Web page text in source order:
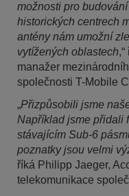
možnosti pro
historických centrech
antény nám umožní
vytížených oblastech
manažer
společnosti T-Mobile
„Přizpůsobili jsme
Například jsme přidali
stávajícím Sub-6
poznatky jsou velmi
říká Philipp Jaeger,
telekomunikace